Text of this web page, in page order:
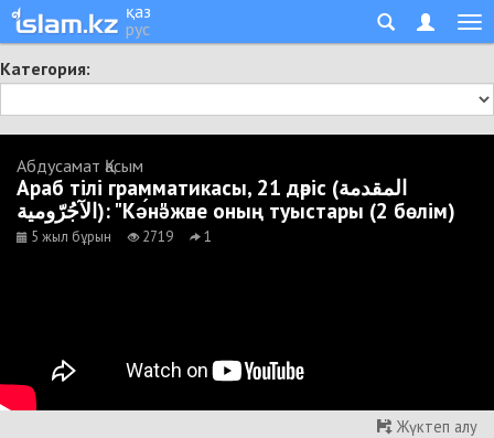
қаз
рус
Категория:
Абдусамат Қасым
Араб тілі грамматикасы, 21 дәріс (المقدمة
الآجُرّومية): "Кә́нә" және оның туыстары (2 бөлім)
5 жыл бұрын 2719 1
Жүктеп алу